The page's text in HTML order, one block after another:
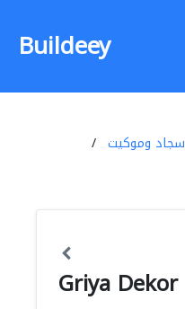
Buildeey
سجاد وموكيت
Griya Dekor